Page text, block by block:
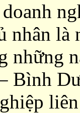
nhân là
những
Bình